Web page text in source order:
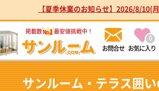
【夏季休業のお知らせ】2026/8/10(
掲載数No.1最安値挑戦中！
お気に入り
0
サンルーム・テラス囲